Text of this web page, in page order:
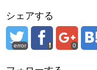
シェアする
error 0